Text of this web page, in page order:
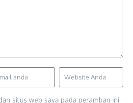
situs web saya pada peramban ini